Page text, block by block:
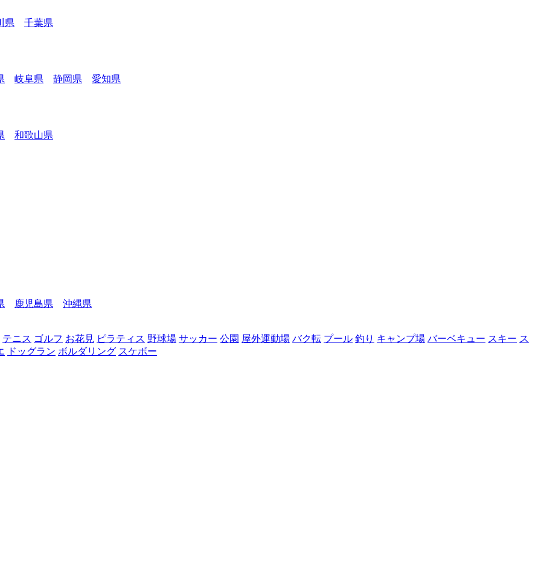
県 千葉県
岐阜県 静岡県 愛知県
和歌山県
鹿児島県
沖縄県
テニス ゴルフ お花見 ピラティス 野球場 サッカー 公園 屋外運動場 バク転 プール 釣り キャンプ場 バーベキュー スキー ス
ドッグラン ボルダリング スケボー